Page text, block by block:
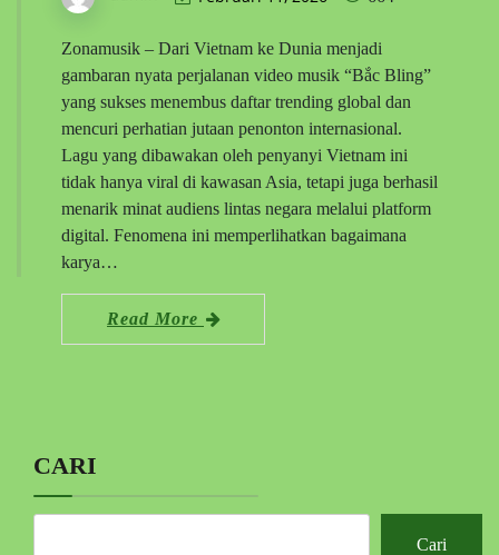
Zonamusik – Dari Vietnam ke Dunia menjadi
gambaran nyata perjalanan video musik “Bắc Bling”
yang sukses menembus daftar trending global dan
mencuri perhatian jutaan penonton internasional.
Lagu yang dibawakan oleh penyanyi Vietnam ini
tidak hanya viral di kawasan Asia, tetapi juga berhasil
menarik minat audiens lintas negara melalui platform
digital. Fenomena ini memperlihatkan bagaimana
karya…
Read More
CARI
Cari